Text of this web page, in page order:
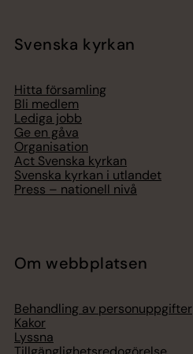
Svenska kyrkan
Hitta församling
Bli medlem
Lediga jobb
Ge en gåva
Organisation
Act Svenska kyrkan
Svenska kyrkan i utlandet
Press – nationell nivå
Om webbplatsen
Behandling av personuppgifter
Kakor
Lyssna